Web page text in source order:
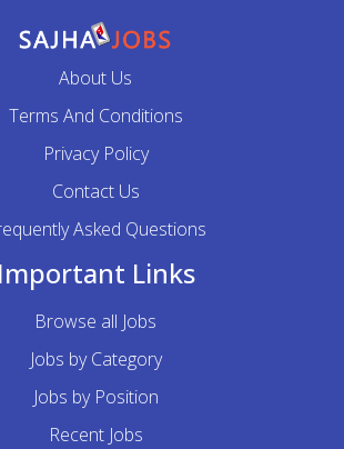
About Us
Terms And Conditions
Privacy Policy
Contact Us
Asked Questions
Important Links
Browse all Jobs
Jobs by Category
Jobs by Position
Recent Jobs